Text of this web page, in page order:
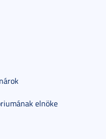
elnöke